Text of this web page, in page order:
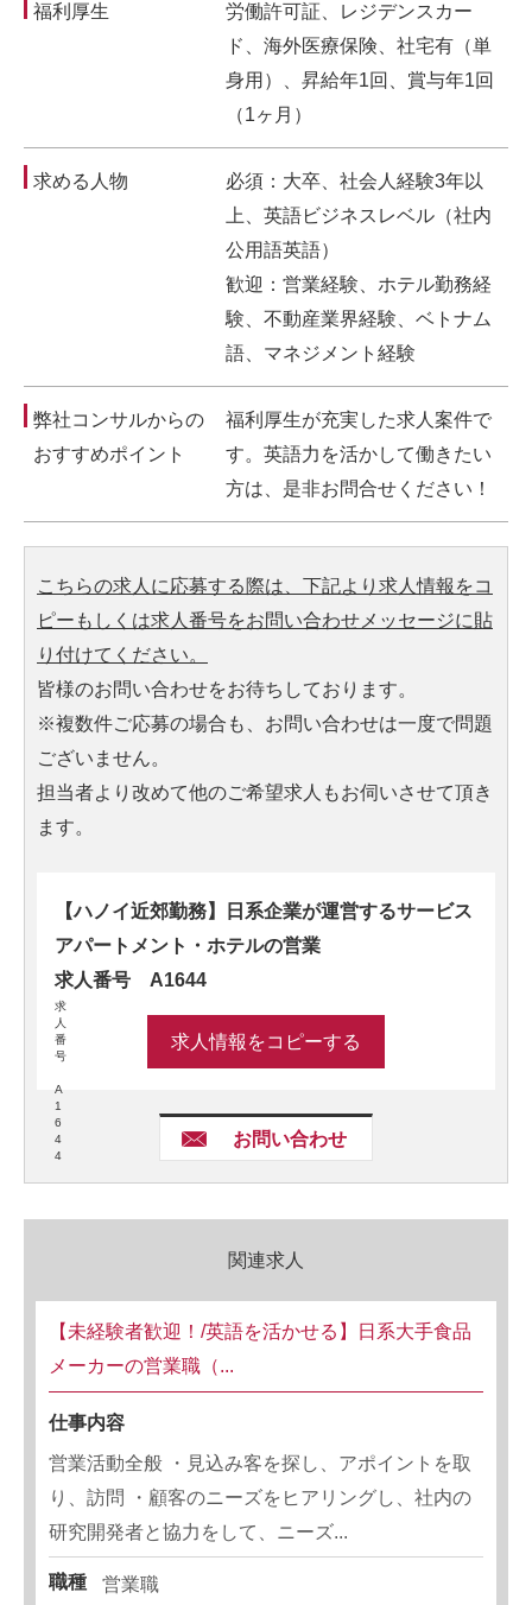
福利厚生
労働許可証、レジデンスカー
ド、海外医療保険、社宅有（単
身用）、昇給年1回、賞与年1回
（1ヶ月）
求める人物
必須：大卒、社会人経験3年以
上、英語ビジネスレベル（社内
公用語英語）
歓迎：営業経験、ホテル勤務経
験、不動産業界経験、ベトナム
語、マネジメント経験
弊社コンサルからの
おすすめポイント
福利厚生が充実した求人案件で
す。英語力を活かして働きたい
方は、是非お問合せください！
こちらの求人に応募する際は、下記より求人情報をコ
ピーもしくは求人番号をお問い合わせメッセージに貼
り付けてください。
皆様のお問い合わせをお待ちしております。
※複数件ご応募の場合も、お問い合わせは一度で問題
ございません。
担当者より改めて他のご希望求人もお伺いさせて頂き
ます。
求
人
番
号
A
1
6
4
4
【ハノイ近郊勤務】日系企業が運営するサービス
アパートメント・ホテルの営業
求人番号 A1644
求人情報をコピーする
お問い合わせ
関連求人
【未経験者歓迎！/英語を活かせる】日系大手食品
メーカーの営業職（...
仕事内容
営業活動全般 ・見込み客を探し、アポイントを取
り、訪問 ・顧客のニーズをヒアリングし、社内の
研究開発者と協力をして、ニーズ...
職種 営業職